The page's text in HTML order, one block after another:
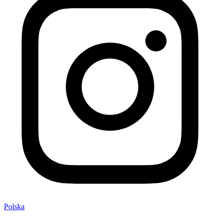
Polska